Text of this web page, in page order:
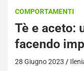
COMPORTAMENTI
Tè e aceto:
facendo
28 Giugno 2023